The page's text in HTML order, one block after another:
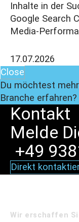
Inhalte in der
Google Search
Media-
17.07.2026
Close
Du möchtest
Branche erfahren?
Kontakt
Melde
+49
Direkt
Wir erschaffen